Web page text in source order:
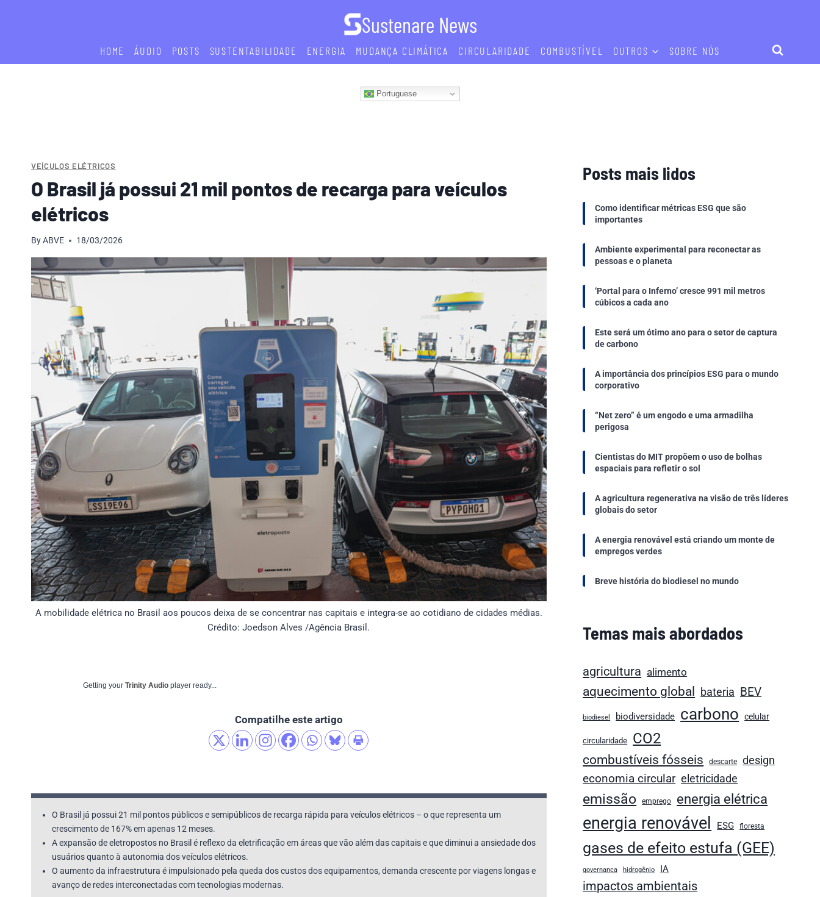
Sustenare News
HOME ÁUDIO POSTS SUSTENTABILIDADE ENERGIA MUDANÇA CLIMÁTICA CIRCULARIDADE COMBUSTÍVEL OUTROS SOBRE NÓS
Portuguese
VEÍCULOS ELÉTRICOS
O Brasil já possui 21 mil pontos de recarga para veículos
elétricos
ByABVE 18/03/2026
A mobilidade elétrica no Brasil aos poucos deixa de se concentrar nas capitais e integra-se ao cotidiano de cidades médias.
Crédito: Joedson Alves /Agência Brasil.
Getting your Trinity Audio player ready...
Compatilhe este artigo
O Brasil já possui 21 mil pontos públicos e semipúblicos de recarga rápida para veículos elétricos – o que representa um
crescimento de 167% em apenas 12 meses.
A expansão de eletropostos no Brasil é reflexo da eletrificação em áreas que vão além das capitais e que diminui a ansiedade dos
usuários quanto à autonomia dos veículos elétricos.
O aumento da infraestrutura é impulsionado pela queda dos custos dos equipamentos, demanda crescente por viagens longas e
avanço de redes interconectadas com tecnologias modernas.
Posts mais lidos
Como identificar métricas ESG que são
importantes
Ambiente experimental para reconectar as
pessoas e o planeta
‘Portal para o Inferno’ cresce 991 mil metros
cúbicos a cada ano
Este será um ótimo ano para o setor de captura
de carbono
A importância dos princípios ESG para o mundo
corporativo
“Net zero” é um engodo e uma armadilha
perigosa
Cientistas do MIT propõem o uso de bolhas
espaciais para refletir o sol
A agricultura regenerativa na visão de três líderes
globais do setor
A energia renovável está criando um monte de
empregos verdes
Breve história do biodiesel no mundo
Temas mais abordados
agricultura alimento
aquecimento global bateria BEV
biodiesel biodiversidade carbono celular
circularidade CO2
combustíveis fósseis descarte design
economia circular eletricidade
emissão emprego energia elétrica
energia renovável ESG floresta
gases de efeito estufa (GEE)
governança hidrogênio IA
impactos ambientais